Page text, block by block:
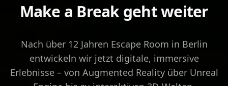
Make a Break geht weiter
Nach über 12 Jahren Escape Room in Berlin
entwickeln wir jetzt digitale, immersive
Erlebnisse – von Augmented Reality über Unreal